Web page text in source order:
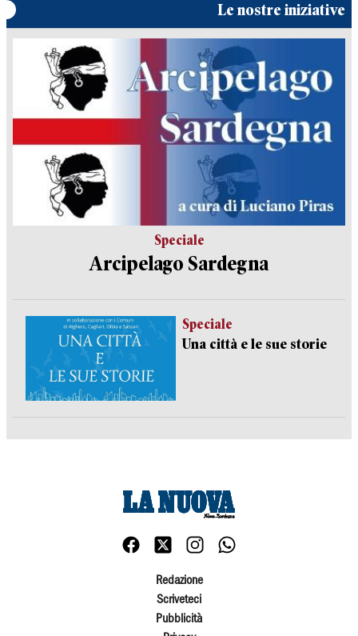
Le nostre iniziative
Speciale
Arcipelago Sardegna
Speciale
Una città e le sue storie
Redazione
Scriveteci
Pubblicità